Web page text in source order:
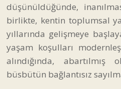
düşünüldüğünde,
birlikte, kentin toplumsal
yıllarında gelişmeye
yaşam koşulları
alındığında,
büsbütün bağlantısız